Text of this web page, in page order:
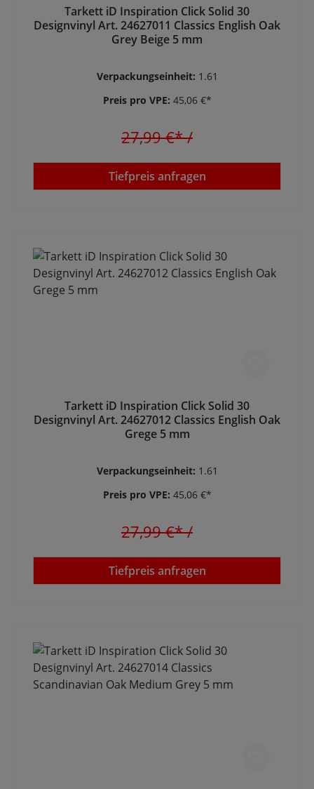
Tarkett iD Inspiration Click Solid 30
Designvinyl Art. 24627011 Classics English Oak
Grey Beige 5 mm
Verpackungseinheit: 1.61
Preis pro VPE: 45,06 €*
27,99 €*/
Tiefpreis anfragen
Tarkett iD Inspiration Click Solid 30
Designvinyl Art. 24627012 Classics English Oak
Grege 5 mm
Verpackungseinheit: 1.61
Preis pro VPE: 45,06 €*
27,99 €*/
Tiefpreis anfragen